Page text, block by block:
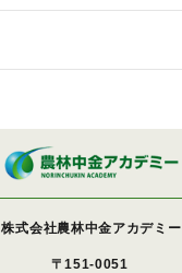
株式会社農林中金アカデミー
〒151-0051